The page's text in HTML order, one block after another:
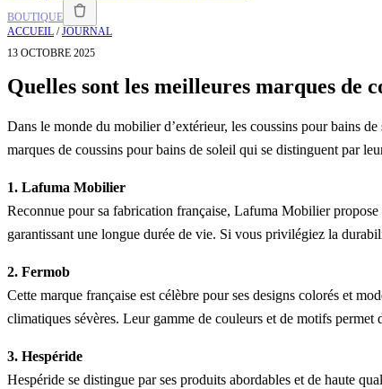
BOUTIQUE
ACCUEIL /JOURNAL
13 OCTOBRE 2025
Quelles sont les meilleures marques de
Dans le monde du mobilier d’extérieur, les coussins pour bains
marques de coussins pour bains de soleil qui se distinguent par
1. Lafuma Mobilier
Reconnue pour sa fabrication française, Lafuma Mobilier
garantissant une longue durée de vie. Si vous privilégiez la
2. Fermob
Cette marque française est célèbre pour ses designs colorés et
climatiques sévères. Leur gamme de couleurs et de motifs permet
3. Hespéride
Hespéride se distingue par ses produits abordables et de haute